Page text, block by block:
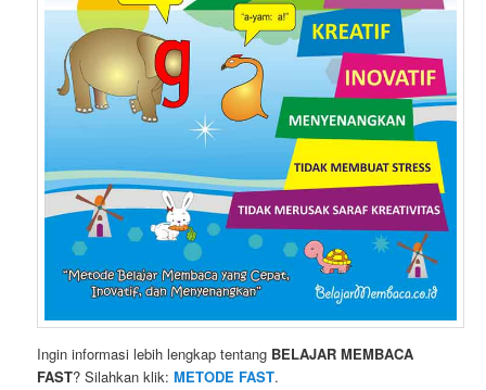
Ingin informasi lebih lengkap tentang BELAJAR MEMBACA
FAST? Silahkan klik:METODE FAST.